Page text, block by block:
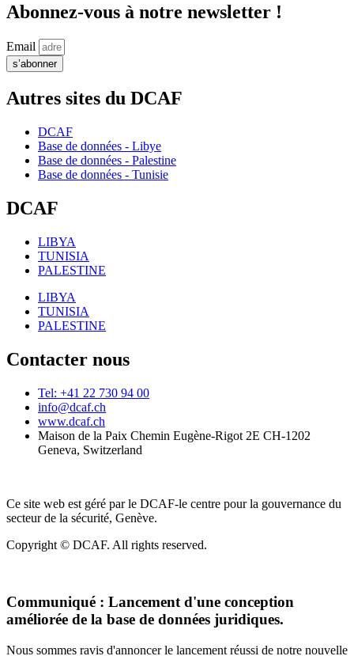
Abonnez-vous à notre newsletter !
Email
s’abonner
Autres sites du DCAF
DCAF
Base de données - Libye
Base de données - Palestine
Base de données - Tunisie
DCAF
LIBYA
TUNISIA
PALESTINE
LIBYA
TUNISIA
PALESTINE
Contacter nous
Tel: +41 22 730 94 00
info@dcaf.ch
www.dcaf.ch
Maison de la Paix Chemin Eugène-Rigot 2E CH-1202
Geneva, Switzerland
Ce site web est géré par le DCAF-le centre pour la gouvernance du
secteur de la sécurité, Genève.
Copyright © DCAF. All rights reserved.
Communiqué : Lancement d'une conception
améliorée de la base de données juridiques.
Nous sommes ravis d'annoncer le lancement réussi de notre nouvelle